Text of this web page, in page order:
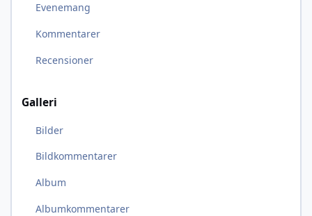
Evenemang
Kommentarer
Recensioner
Galleri
Bilder
Bildkommentarer
Album
Albumkommentarer